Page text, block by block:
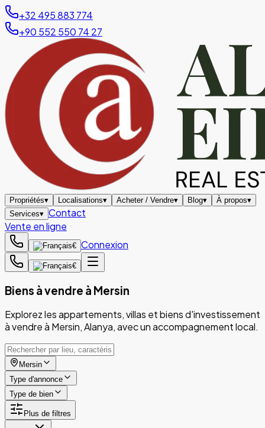
+32 495 883 774
+90 552 550 74 27
Propriétés▾ Localisations▾ Acheter / Vendre▾ Blog▾ À propos▾
Services▾ Contact
Vente en ligne
€ Connexion
€
Biens à vendre à Mersin
Explorez les appartements, villas et biens d'investissement
à vendre à Mersin, Alanya, avec un accompagnement local.
Mersin
Type d'annonce
Type de bien
Plus de filtres